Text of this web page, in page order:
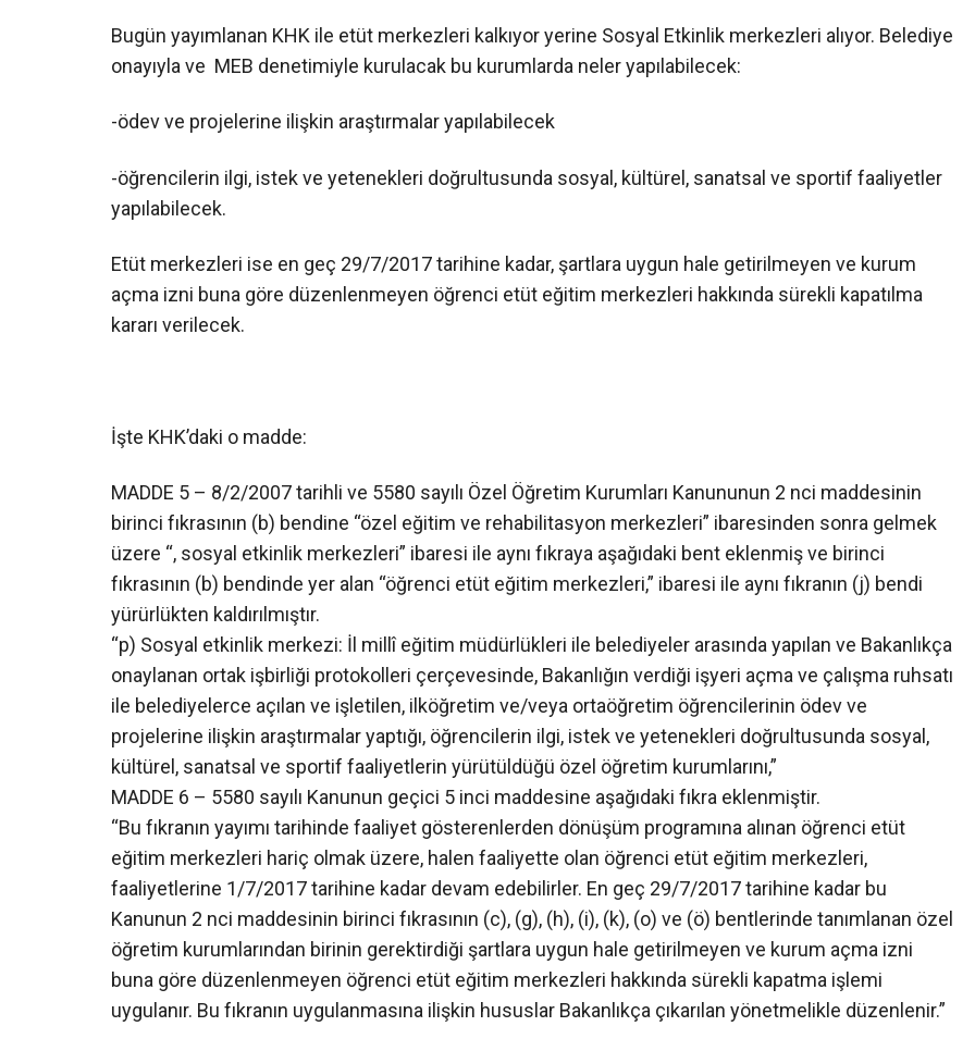
Bugün yayımlanan KHK ile etüt merkezleri kalkıyor yerine Sosyal Etkinlik merkezleri alıyor. Belediye
onayıyla ve MEB denetimiyle kurulacak bu kurumlarda neler yapılabilecek:
-ödev ve projelerine ilişkin araştırmalar yapılabilecek
-öğrencilerin ilgi, istek ve yetenekleri doğrultusunda sosyal, kültürel, sanatsal ve sportif faaliyetler
yapılabilecek.
Etüt merkezleri ise en geç 29/7/2017 tarihine kadar, şartlara uygun hale getirilmeyen ve kurum
açma izni buna göre düzenlenmeyen öğrenci etüt eğitim merkezleri hakkında sürekli kapatılma
kararı verilecek.
İşte KHK’daki o madde:
MADDE 5 – 8/2/2007 tarihli ve 5580 sayılı Özel Öğretim Kurumları Kanununun 2 nci maddesinin
birinci fıkrasının (b) bendine “özel eğitim ve rehabilitasyon merkezleri” ibaresinden sonra gelmek
üzere “, sosyal etkinlik merkezleri” ibaresi ile aynı fıkraya aşağıdaki bent eklenmiş ve birinci
fıkrasının (b) bendinde yer alan “öğrenci etüt eğitim merkezleri,” ibaresi ile aynı fıkranın (j) bendi
yürürlükten kaldırılmıştır.
“p) Sosyal etkinlik merkezi: İl millî eğitim müdürlükleri ile belediyeler arasında yapılan ve Bakanlıkça
onaylanan ortak işbirliği protokolleri çerçevesinde, Bakanlığın verdiği işyeri açma ve çalışma ruhsatı
ile belediyelerce açılan ve işletilen, ilköğretim ve/veya ortaöğretim öğrencilerinin ödev ve
projelerine ilişkin araştırmalar yaptığı, öğrencilerin ilgi, istek ve yetenekleri doğrultusunda sosyal,
kültürel, sanatsal ve sportif faaliyetlerin yürütüldüğü özel öğretim kurumlarını,”
MADDE 6 – 5580 sayılı Kanunun geçici 5 inci maddesine aşağıdaki fıkra eklenmiştir.
“Bu fıkranın yayımı tarihinde faaliyet gösterenlerden dönüşüm programına alınan öğrenci etüt
eğitim merkezleri hariç olmak üzere, halen faaliyette olan öğrenci etüt eğitim merkezleri,
faaliyetlerine 1/7/2017 tarihine kadar devam edebilirler. En geç 29/7/2017 tarihine kadar bu
Kanunun 2 nci maddesinin birinci fıkrasının (c), (g), (h), (i), (k), (o) ve (ö) bentlerinde tanımlanan özel
öğretim kurumlarından birinin gerektirdiği şartlara uygun hale getirilmeyen ve kurum açma izni
buna göre düzenlenmeyen öğrenci etüt eğitim merkezleri hakkında sürekli kapatma işlemi
uygulanır. Bu fıkranın uygulanmasına ilişkin hususlar Bakanlıkça çıkarılan yönetmelikle düzenlenir.”